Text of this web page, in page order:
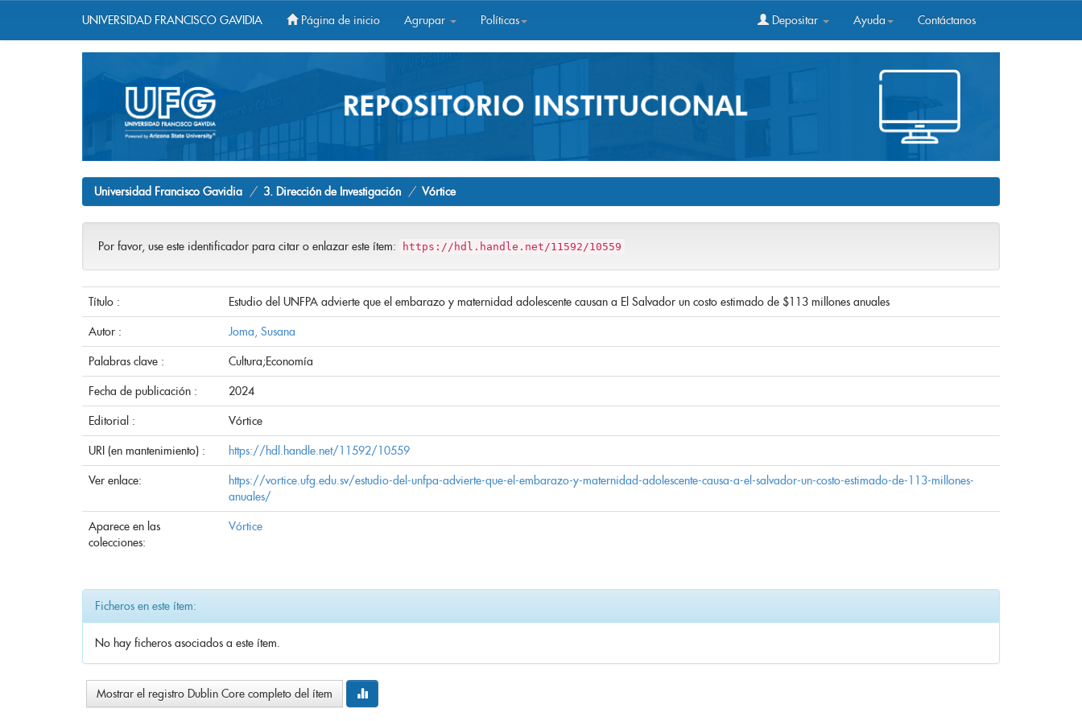
UNIVERSIDAD FRANCISCO GAVIDIA Página de inicio Agrupar Políticas Depositar Ayuda Contáctanos
Universidad Francisco Gavidia 3. Dirección de Investigación Vórtice
Por favor, use este identificador para citar o enlazar este ítem: https://hdl.handle.net/11592/10559
Título : Estudio del UNFPA advierte que el embarazo y maternidad adolescente causan a El Salvador un costo estimado de $113 millones anuales
Autor : Joma, Susana
Palabras clave : Cultura;Economía
Fecha de publicación : 2024
Editorial : Vórtice
URI (en mantenimiento) : https://hdl.handle.net/11592/10559
Ver enlace:
https://vortice.ufg.edu.sv/estudio-del-unfpa-advierte-que-el-embarazo-y-maternidad-adolescente-causa-a-el-salvador-un-costo-estimado-de-113-millones-
anuales/
Aparece en las
colecciones:
Vórtice
Ficheros en este ítem:
No hay ficheros asociados a este ítem.
Mostrar el registro Dublin Core completo del ítem